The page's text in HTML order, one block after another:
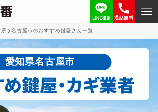
通話無料
名古屋市のおすすめ鍵屋さん一覧
愛知県名古屋市